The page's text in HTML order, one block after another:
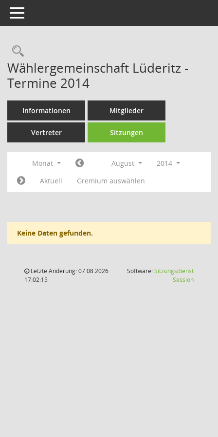
Toggle navigation
Rechercheauswahl
Wählergemeinschaft Lüderitz -
Termine 2014
Informationen Mitglieder
Vertreter Sitzungen
Monat August
2014
Aktuell
Gremium auswählen
Keine Daten gefunden.
Letzte Änderung: 07.08.2026
17:02:15
Software:Sitzungsdienst
Session(Wird in